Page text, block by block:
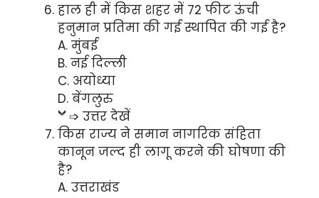
हाल ही में किस शहर में 72 फीट ऊंची
हनुमान प्रतिमा की गई स्थापित की गई है?
A. मुंबई
B. नई दिल्ली
C. अयोध्या
D. बेंगलुरु
➩ उत्तर देखें
किस राज्य ने समान नागरिक संहिता
कानून जल्द ही लागू करने की घोषणा की
है?
A. उत्तराखंड